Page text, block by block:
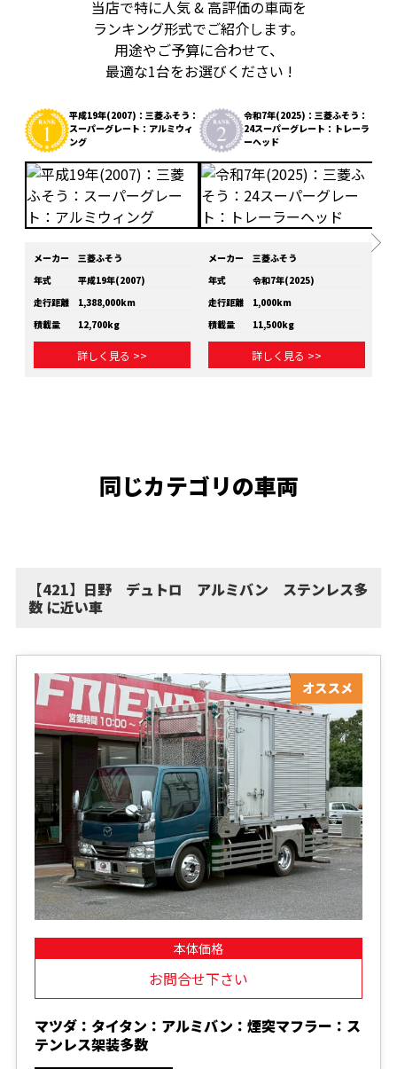
当店で特に人気 & 高評価の車両を
ランキング形式でご紹介します。
用途やご予算に合わせて、
最適な1台をお選びください !
平成19年(2007)：三菱ふそう：
スーパーグレート：アルミウィ
ング
メーカー
三菱ふそう
年式
平成19年(2007)
走行距離
1,388,000km
積載量
12,700kg
詳しく見る >>
令和7年(2025)：三菱ふそう：
24スーパーグレート：トレーラ
ーヘッド
メーカー
三菱ふそう
年式
令和7年(2025)
走行距離
1,000km
積載量
11,500kg
詳しく見る >>
同じカテゴリの車両
【421】日野 デュトロ アルミバン ステンレス多
数 に近い車
本体価格
お問合せ下さい
マツダ：タイタン：アルミバン：煙突マフラー：ス
テンレス架装多数